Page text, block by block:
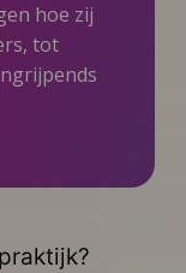
hoe zij
tot